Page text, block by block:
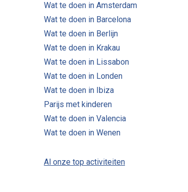
Wat te doen in Amsterdam
Wat te doen in Barcelona
Wat te doen in Berlijn
Wat te doen in Krakau
Wat te doen in Lissabon
Wat te doen in Londen
Wat te doen in Ibiza
Parijs met kinderen
Wat te doen in Valencia
Wat te doen in Wenen
Al onze top activiteiten